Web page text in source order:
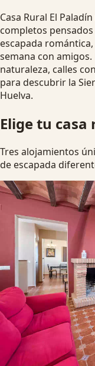
Ver disponibilidad
Casa Rural El
completos
escapada
semana con
naturaleza, calles
para descubrir la
Huelva.
Elige tu
Tres alojamientos
de escapada